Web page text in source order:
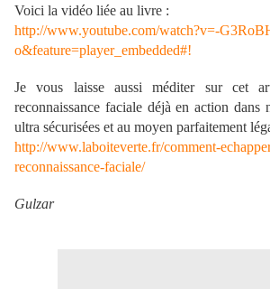
Voici la vidéo liée au livre :
http://www.youtube.com/watch?v=-
o&feature=player_embedded#!
Je vous laisse aussi méditer sur cet
reconnaissance faciale déjà en action dans
ultra sécurisées et au moyen parfaitement
http://www.laboiteverte.fr/comment-
reconnaissance-faciale/
Gulzar